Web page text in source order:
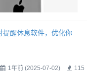
1年前 (2025-07-02) 115